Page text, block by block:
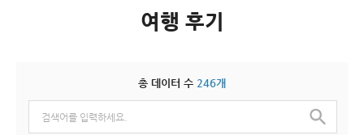
여행 후기
총 데이터 수 246개